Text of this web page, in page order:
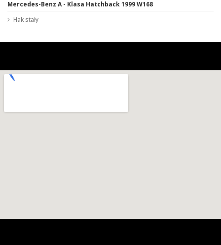
Mercedes-Benz A - Klasa Hatchback 1999 W168
Hak stały